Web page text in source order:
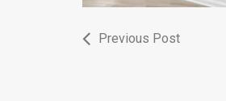
Previous Post